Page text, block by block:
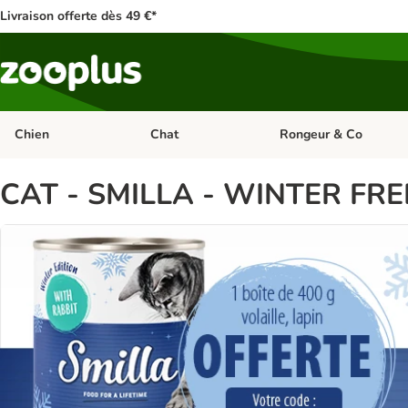
Livraison offerte dès 49 €*
Chien Dérouler les catégories: Chien
Chat Dérouler les catégories:
Rongeur & Co
CAT - SMILLA - WINTER